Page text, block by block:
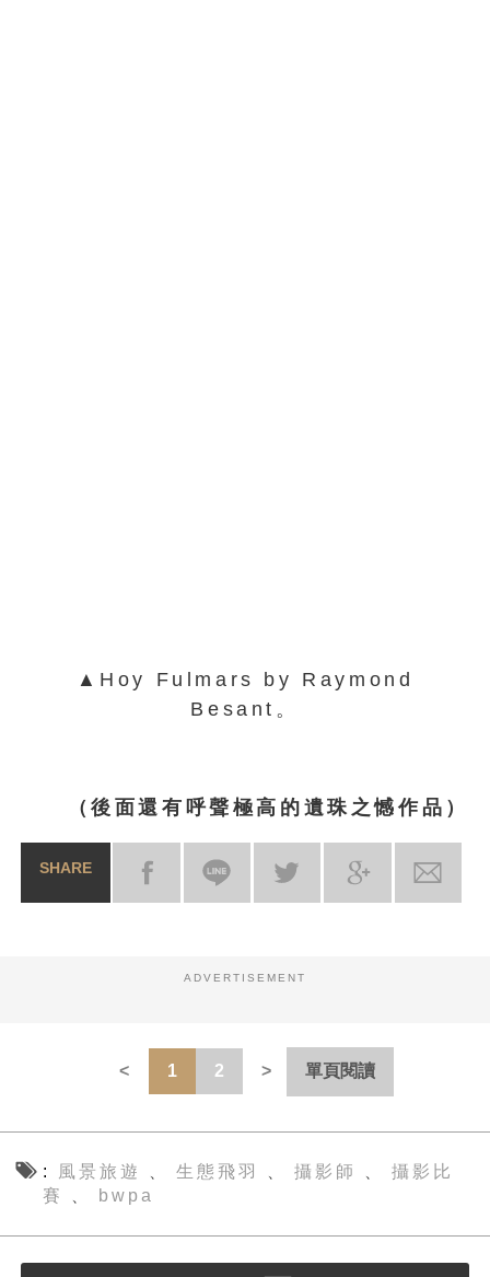
▲Hoy Fulmars by Raymond
Besant。
（後面還有呼聲極高的遺珠之憾作品）
SHARE
ADVERTISEMENT
1 2 單頁閱讀
風景旅遊 、 生態飛羽 、 攝影師 、 攝影比
賽
、 bwpa